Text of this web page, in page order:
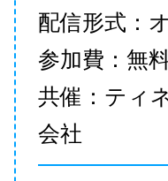
配信形式：
参加費：無
共催：ティ
会社